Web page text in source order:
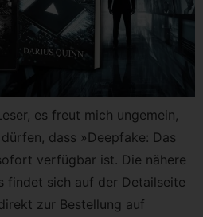
es freut mich ungemein,
dass »Deepfake: Das
verfügbar ist. Die nähere
findet sich auf der Detailseite
zur Bestellung auf